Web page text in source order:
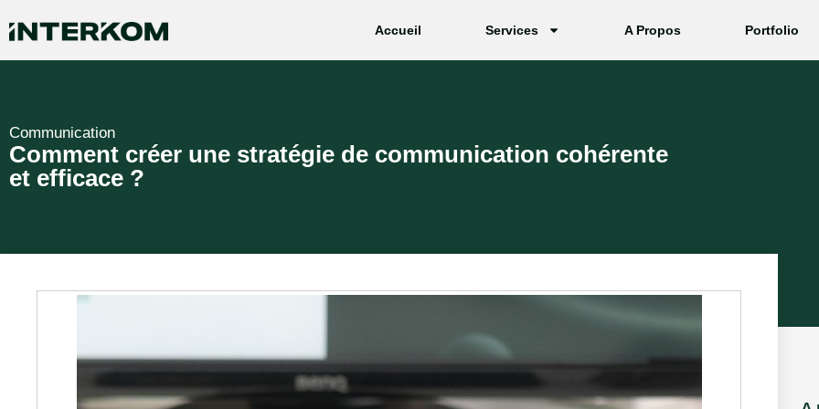
Accueil Services A Propos Portfolio
Communication
Comment créer une stratégie de communication cohérente
et efficace ?